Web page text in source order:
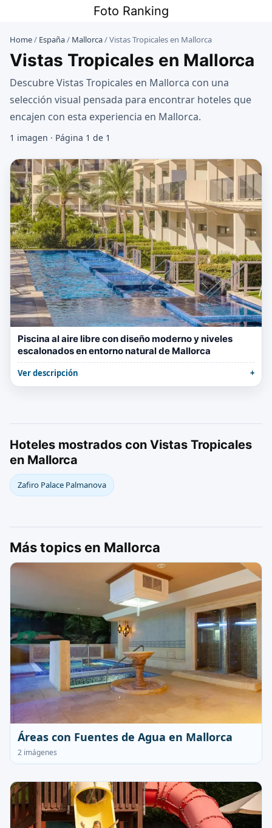
contenido
Foto Ranking
Home/ España/ Mallorca/Vistas Tropicales en Mallorca
Vistas Tropicales en Mallorca
Descubre Vistas Tropicales en Mallorca con una
selección visual pensada para encontrar hoteles que
encajen con esta experiencia en Mallorca.
1 imagen · Página 1 de 1
Piscina al aire libre con diseño moderno y niveles
escalonados en entorno natural de Mallorca
Ver descripción
Hoteles mostrados con Vistas Tropicales
en Mallorca
Zafiro Palace Palmanova
Más topics en Mallorca
Áreas con Fuentes de Agua en Mallorca
2 imágenes